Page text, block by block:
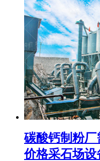
碳酸钙制粉
价格采石场设